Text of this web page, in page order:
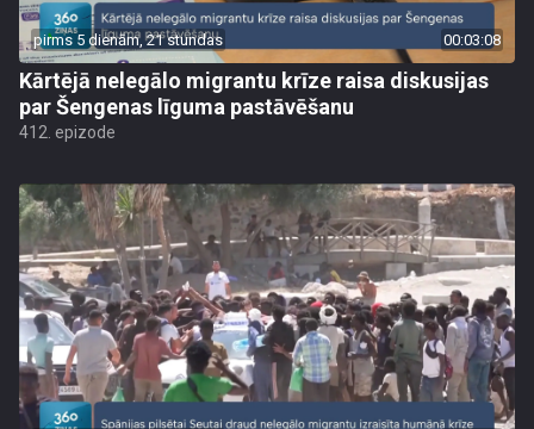
pirms 5 dienām, 21 stundas 00:03:08
Kārtējā nelegālo migrantu krīze raisa diskusijas
par Šengenas līguma pastāvēšanu
412. epizode